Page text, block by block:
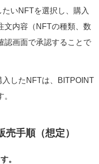
たいNFTを選択し、購入
文内容（NFTの種類、数
認画面で承認することで
入したNFTは、BITPOINT
手順（想定）
。